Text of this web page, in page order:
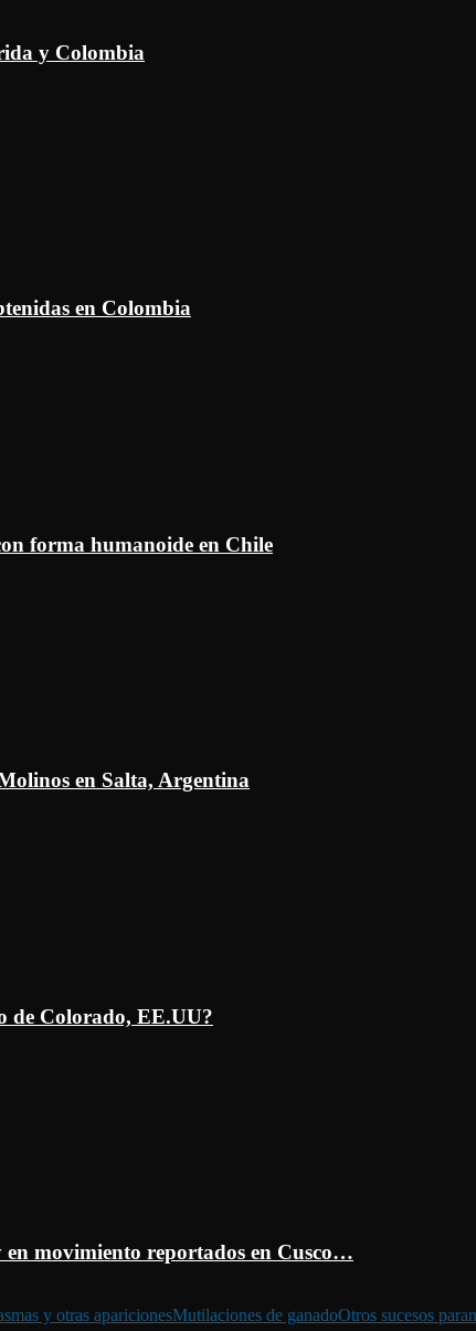
y Colombia
en Colombia
forma humanoide en Chile
en Salta, Argentina
de Colorado, EE.UU?
movimiento reportados en Cusco…
y otras aparicionesMutilaciones de ganadoOtros sucesos